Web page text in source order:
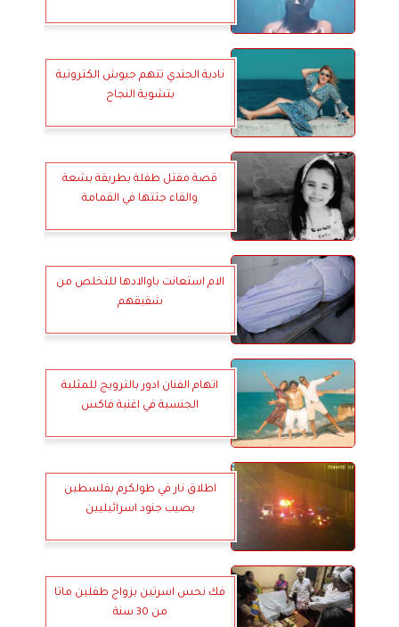
نادية الجندي تتهم جيوش الكترونية
بتشوية النجاح
قصة مقتل طفلة بطريقة بشعة
والقاء جثتها في القمامة
الام استعانت باوالادها للتخلص من
شقيقهم
اتهام الفنان ادور بالترويج للمثلية
الجنسية في اغنية فاكس
اطلاق نار في ‎طولكرم بفلسطين
بصيب جنود اسرائيليين
فك نحس اسرتين بزواج طفلين ماتا
من 30 سنة